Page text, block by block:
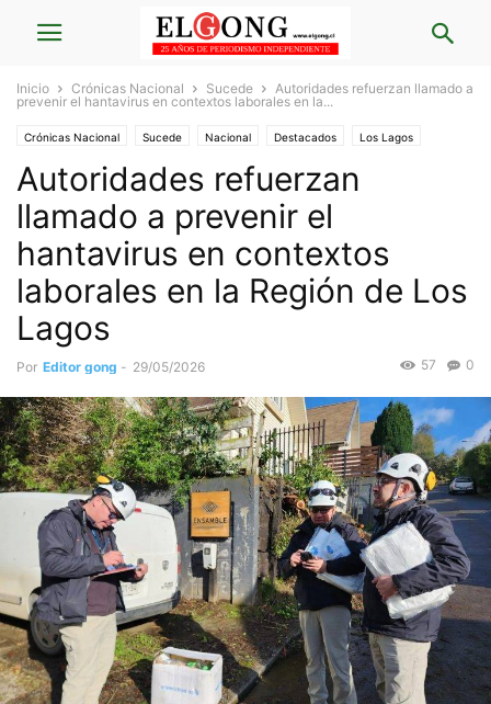
Inicio Crónicas Nacional Sucede
Autoridades refuerzan llamado a
prevenir el hantavirus en contextos laborales en la...
Crónicas Nacional Sucede Nacional Destacados Los Lagos
Autoridades refuerzan
llamado a prevenir el
hantavirus en contextos
laborales en la Región de Los
Lagos
Por Editor gong - 29/05/2026 0
57